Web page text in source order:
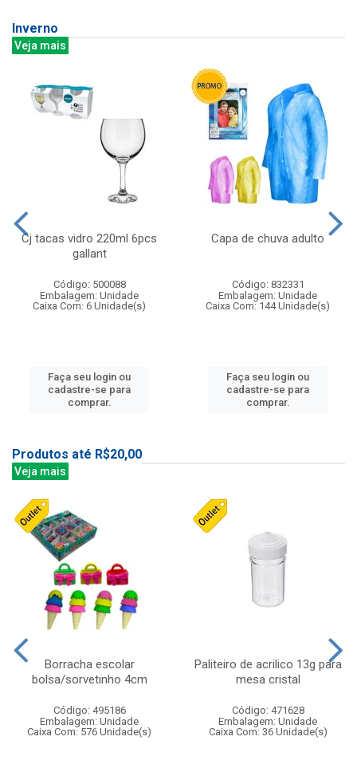
Inverno
Veja mais
Cj tacas vidro 220ml 6pcs
gallant
Código: 500088
Embalagem: Unidade
Caixa Com: 6 Unidade(s)
Faça seu login ou
cadastre-se para
comprar.
Capa de chuva adulto
Código: 832331
Embalagem: Unidade
Caixa Com: 144 Unidade(s)
Faça seu login ou
cadastre-se para
comprar.
Produtos até R$20,00
Veja mais
Borracha escolar
bolsa/sorvetinho 4cm
Código: 495186
Embalagem: Unidade
Caixa Com: 576 Unidade(s)
Paliteiro de acrilico 13g para
mesa cristal
Código: 471628
Embalagem: Unidade
Caixa Com: 36 Unidade(s)